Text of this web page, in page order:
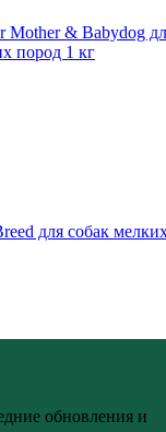
Mother & Babydog
пород 1 кг
для собак
обновления и